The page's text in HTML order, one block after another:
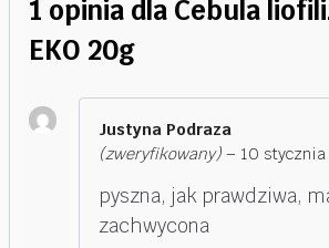
1 opinia dla Cebula
EKO 20g
Justyna Podraza
(zweryfikowany) – 10
pyszna, jak prawdziwa,
zachwycona